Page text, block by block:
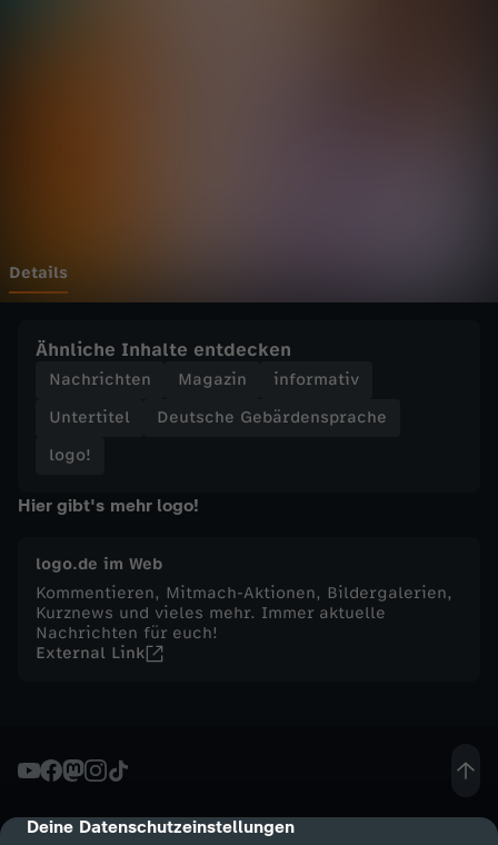
cmp-dialog-description
Deine Datenschutzeinstellungen
o
m
S
a
m
t
a
,
2
Details
Ähnliche Inhalte entdecken
Nachrichten Magazin
informativ
Untertitel
Deutsche Gebärdensprache
logo!
Hier gibt's mehr logo!
logo.de im Web
Kommentieren, Mitmach-Aktionen, Bildergalerien,
Kurznews und vieles mehr. Immer aktuelle
Nachrichten für euch!
External Link